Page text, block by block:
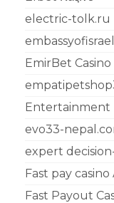
electric-tolk.ru
EmirBet Casino
Entertainment
evo33-
expert
Fast pay casino
Fast Payout